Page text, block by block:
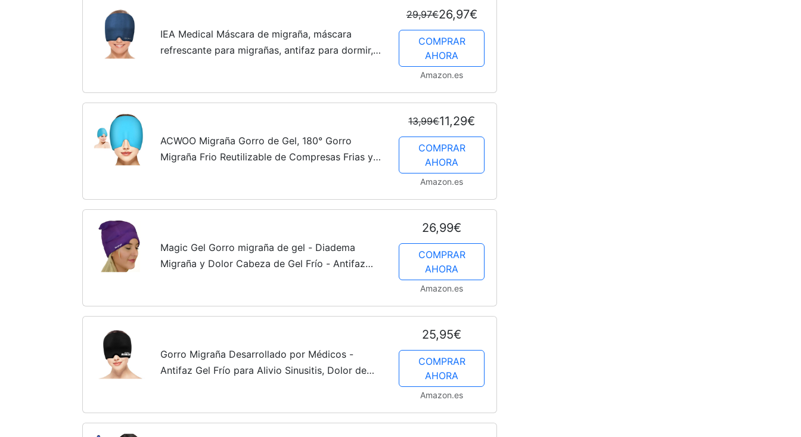
IEA Medical Máscara de migraña, máscara
refrescante para migrañas, antifaz para dormir,
29,97€26,97€
COMPRAR
AHORA
Amazon.es
ACWOO Migraña Gorro de Gel, 180° Gorro
Migraña Frio Reutilizable de Compresas Frias y
13,99€11,29€
COMPRAR
AHORA
Amazon.es
Magic Gel Gorro migraña de gel - Diadema
Migraña y Dolor Cabeza de Gel Frío - Antifaz
26,99€
COMPRAR
AHORA
Amazon.es
Gorro Migraña Desarrollado por Médicos -
Antifaz Gel Frío para Alivio Sinusitis, Dolor de
25,95€
COMPRAR
AHORA
Amazon.es